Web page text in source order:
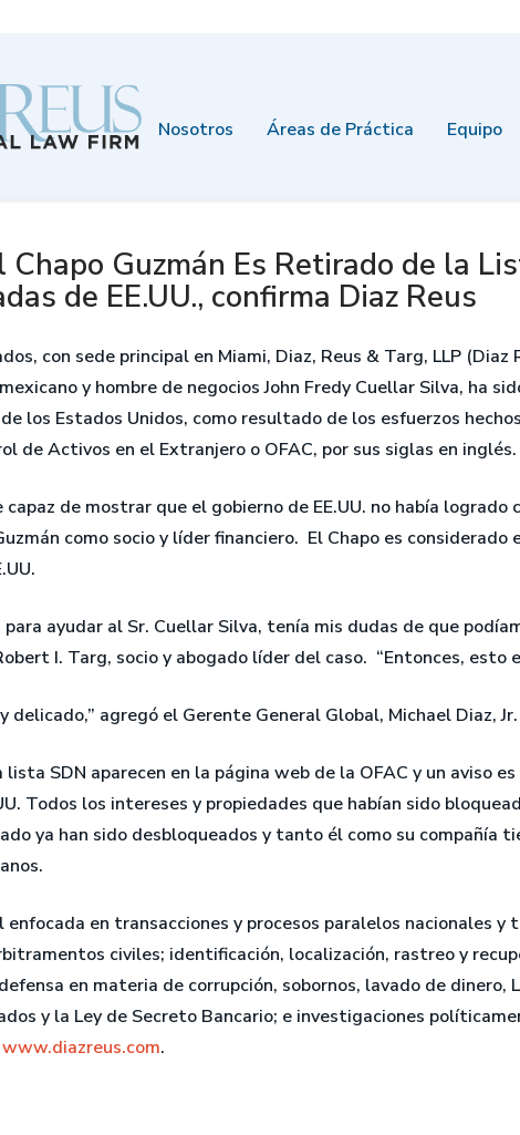
Nosotros Áreas de Práctica Equipo
Guzmán Es Retirado de la
de EE.UU., confirma Diaz Reus
con sede principal en Miami, Diaz, Reus & Targ, LLP
y hombre de negocios John Fredy Cuellar Silva, ha
los Estados Unidos, como resultado de los esfuerzos
de Activos en el Extranjero o OFAC, por sus siglas en inglés.
de mostrar que el gobierno de EE.UU. no había
como socio y líder financiero. El Chapo es
ayudar al Sr. Cuellar Silva, tenía mis dudas de que
I. Targ, socio y abogado líder del caso. “Entonces,
agregó el Gerente General Global, Michael Diaz, Jr.
SDN aparecen en la página web de la OFAC y un aviso
Todos los intereses y propiedades que habían sido
ya han sido desbloqueados y tanto él como su compañía
en transacciones y procesos paralelos nacionales y
civiles; identificación, localización, rastreo y
en materia de corrupción, sobornos, lavado de dinero,
y la Ley de Secreto Bancario; e investigaciones
www.diazreus.com.